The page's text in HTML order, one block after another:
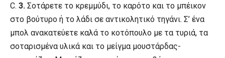
C. 3. Σοτάρετε το κρεμμύδι, το καρότο και το μπέικον
στο βούτυρο ή το λάδι σε αντικολητικό τηγάνι. Σ’ ένα
μπολ ανακατεύετε καλά το κοτόπουλο με τα τυριά, τα
σοταρισμένα υλικά και το μείγμα μουστάρδας-